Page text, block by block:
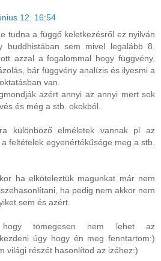
12. 16:54
tudna a függő keletkezésről ez nyilván
sem mivel legalább 8.
azzal a fogalommal hogy függvény,
bár függvény analízis és ilyesmi a
van.
azért annyi az annyi mert sok
és még a stb. okokból.
különböző elméletek vannak pl az
feltételek egyenértékűsége meg a stb.
ha elköteleztük magunkat már nem
ha pedig nem akkor nem
sem és azért.
hogy tömegesen nem lehet az
úgy hogy én meg fenntartom:)
világi részét hasonlítod az izéhez:)